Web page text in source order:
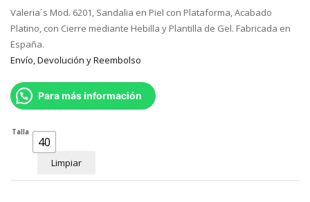
Valeria´s Mod. 6201, Sandalia en Piel con Plataforma, Acabado
Platino, con Cierre mediante Hebilla y Plantilla de Gel. Fabricada en
España.
Envío, Devolución y Reembolso
Para más información
Talla
40
Limpiar